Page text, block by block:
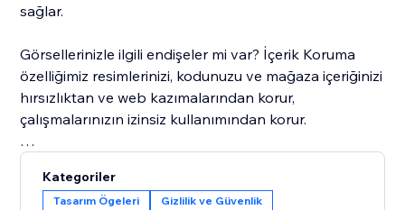
sağlar.
Görsellerinizle ilgili endişeler mi var? İçerik Koruma
özelliğimiz resimlerinizi, kodunuzu ve mağaza içeriğinizi
hırsızlıktan ve web kazımalarından korur,
çalışmalarınızın izinsiz kullanımından korur.
koruyun.
Kategoriler
Tasarım Ögeleri Gizlilik ve Güvenlik